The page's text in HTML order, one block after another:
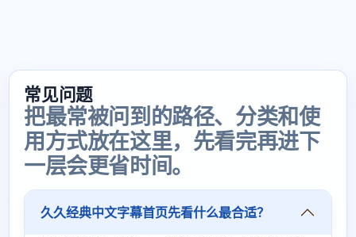
常见问题
把最常被问到的路径、分类和使
用方式放在这里，先看完再进下
一层会更省时间。
久久经典中文字幕首页先看什么最合适？